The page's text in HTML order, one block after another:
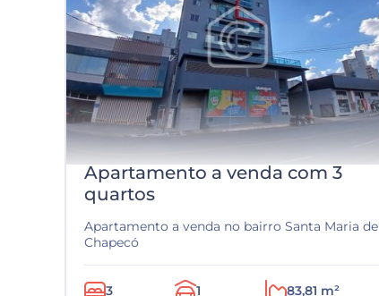
Apartamento a venda com 3
quartos
Apartamento a venda no bairro Santa Maria de
Chapecó
3 1 83,81 m²